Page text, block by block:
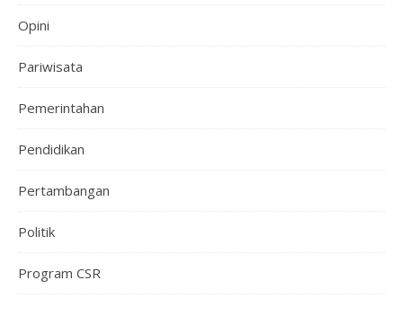
Opini
Pariwisata
Pemerintahan
Pendidikan
Pertambangan
Politik
Program CSR